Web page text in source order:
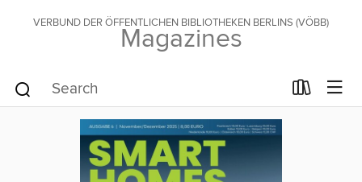
VERBUND DER ÖFFENTLICHEN BIBLIOTHEKEN BERLINS (VÖBB)
Magazines